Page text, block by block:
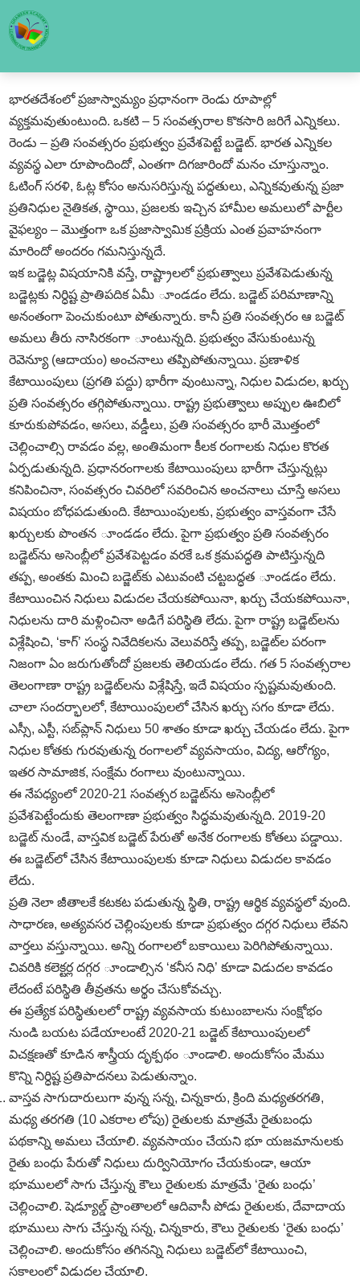
భారతదేశంలో ప్రజాస్వామ్యం ప్రధానంగా రెండు రూపాల్లో
వ్యక్తమవుతుంటుంది. ఒకటి – 5 సంవత్సరాల కొకసారి జరిగే ఎన్నికలు.
రెండు – ప్రతి సంవత్సరం ప్రభుత్వం ప్రవేశపెట్టే బడ్జెట్‌. భారత ఎన్నికల
వ్యవస్థ ఎలా రూపొందిందో, ఎంతగా దిగజారిందో మనం చూస్తున్నాం.
ఓటింగ్‌ సరళి, ఓట్ల కోసం అనుసరిస్తున్న పద్ధతులు, ఎన్నికవుతున్న ప్రజా
ప్రతినిధుల నైతికత, స్థాయి, ప్రజలకు ఇచ్చిన హామీల అమలులో పార్టీల
వైఫల్యం – మొత్తంగా ఒక ప్రజాస్వామిక ప్రక్రియ ఎంత ప్రవాహనంగా
మారిందో అందరం గమనిస్తున్నదే.
ఇక బడ్జెట్ల విషయానికి వస్తే, రాష్ట్రాలలో ప్రభుత్వాలు ప్రవేశపెడుతున్న
బడ్జెట్లకు నిర్ధిష్ట ప్రాతిపదిక ఏమీ ూండడం లేదు. బడ్జెట్‌ పరిమాణాన్ని
అనంతంగా పెంచుకుంటూ పోతున్నారు. కానీ ప్రతి సంవత్సరం ఆ బడ్జెట్‌
అమలు తీరు నాసిరకంగా ూంటున్నది. ప్రభుత్వం వేసుకుంటున్న
రెవెన్యూ (ఆదాయం) అంచనాలు తప్పిపోతున్నాయి. ప్రణాళిక
కేటాయింపులు (ప్రగతి పద్దు) భారీగా వుంటున్నా, నిధుల విడుదల, ఖర్చు
ప్రతి సంవత్సరం తగ్గిపోతున్నాయి. రాష్ట్ర ప్రభుత్వాలు అప్పుల ఊబిలో
కూరుకుపోవడం, అసలు, వడ్డీలు, ప్రతి సంవత్సరం భారీ మొత్తంలో
చెల్లించాల్సి రావడం వల్ల, అంతిమంగా కీలక రంగాలకు నిధుల కొరత
ఏర్పడుతున్నది. ప్రధానరంగాలకు కేటాయింపులు భారీగా చేస్తున్నట్లు
కనిపించినా, సంవత్సరం చివరిలో సవరించిన అంచనాలు చూస్తే అసలు
విషయం బోధపడుతుంది. కేటాయింపులకు, ప్రభుత్వం వాస్తవంగా చేసే
ఖర్చులకు పొంతన ూండడం లేదు. పైగా ప్రభుత్వం ప్రతి సంవత్సరం
బడ్జెట్‌ను అసెంబ్లీలో ప్రవేశపెట్టడం వరకే ఒక క్రమపద్ధతి పాటిస్తున్నది
తప్ప, అంతకు మించి బడ్జెట్‌కు ఎటువంటి చట్టబద్ధత ూండడం లేదు.
కేటాయించిన నిధులు విడుదల చేయకపోయినా, ఖర్చు చేయకపోయినా,
నిధులను దారి మళ్లించినా అడిగే పరిస్థితి లేదు. పైగా రాష్ట్ర బడ్జెట్‌లను
విశ్లేషించి, ‘కాగ్‌’ సంస్థ నివేదికలను వెలువరిస్తే తప్ప, బడ్జెట్‌ల పరంగా
నిజంగా ఏం జరుగుతోందో ప్రజలకు తెలియడం లేదు. గత 5 సంవత్సరాల
తెలంగాణా రాష్ట్ర బడ్జెట్‌లను విశ్లేషిస్తే, ఇదే విషయం స్పష్టమవుతుంది.
చాలా సందర్భాలలో, కేటాయింపులలో చేసిన ఖర్చు సగం కూడా లేదు.
ఎస్సీ, ఎస్టీ, సబ్‌ప్లాన్‌ నిధులు 50 శాతం కూడా ఖర్చు చేయడం లేదు. పైగా
నిధుల కోతకు గురవుతున్న రంగాలలో వ్యవసాయం, విద్య, ఆరోగ్యం,
ఇతర సామాజిక, సంక్షేమ రంగాలు వుంటున్నాయి.
ఈ నేపధ్యంలో 2020-21 సంవత్సర బడ్జెట్‌ను అసెంబ్లీలో
ప్రవేశపెట్టేందుకు తెలంగాణా ప్రభుత్వం సిద్ధమవుతున్నది. 2019-20
బడ్జెట్‌ నుండే, వాస్తవిక బడ్జెట్‌ పేరుతో అనేక రంగాలకు కోతలు పడ్డాయి.
ఈ బడ్జెట్‌లో చేసిన కేటాయింపులకు కూడా నిధులు విడుదల కావడం
లేదు.
ప్రతి నెలా జీతాలకే కటకట పడుతున్న స్థితి, రాష్ట్ర ఆర్థిక వ్యవస్థలో వుంది.
సాధారణ, అత్యవసర చెల్లింపులకు కూడా ప్రభుత్వం దగ్గర నిధులు లేవని
వార్తలు వస్తున్నాయి. అన్ని రంగాలలో బకాయిలు పెరిగిపోతున్నాయి.
చివరికి కలెక్టర్ల దగ్గర ూండాల్సిన ‘కనీస నిధి’ కూడా విడుదల కావడం
లేదంటే పరిస్థితి తీవ్రతను అర్థం చేసుకోవచ్చు.
ఈ ప్రత్యేక పరిస్థితులలో రాష్ట్ర వ్యవసాయ కుటుంబాలను సంక్షోభం
నుండి బయట పడేయాలంటే 2020-21 బడ్జెట్‌ కేటాయింపులలో
విచక్షణతో కూడిన శాస్త్రీయ దృక్పథం ూండాలి. అందుకోసం మేము
కొన్ని నిర్ధిష్ట ప్రతిపాదనలు పెడుతున్నాం.
వాస్తవ సాగుదారులుగా వున్న సన్న, చిన్నకారు, క్రింది మధ్యతరగతి,
మధ్య తరగతి (10 ఎకరాల లోపు) రైతులకు మాత్రమే రైతుబంధు
పథకాన్ని అమలు చేయాలి. వ్యవసాయం చేయని భూ యజమానులకు
రైతు బంధు పేరుతో నిధులు దుర్వినియోగం చేయకుండా, ఆయా
భూములలో సాగు చేస్తున్న కౌలు రైతులకు మాత్రమే ‘రైతు బంధు’
చెల్లించాలి. షెడ్యూల్డ్‌ ప్రాంతాలలో ఆదివాసీ పోడు రైతులకు, దేవాదాయ
భూములు సాగు చేస్తున్న సన్న, చిన్నకారు, కౌలు రైతులకు ‘రైతు బంధు’
చెల్లించాలి. అందుకోసం తగినన్ని నిధులు బడ్జెట్‌లో కేటాయించి,
సకాలంలో విడుదల చేయాలి.